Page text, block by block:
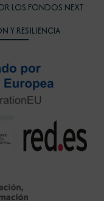
LOS FONDOS NEXT
Y RESILIENCIA